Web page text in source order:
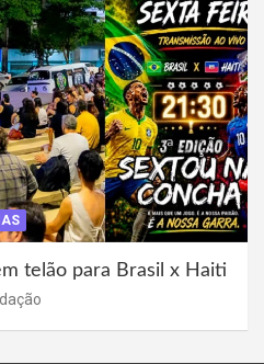
telão para Brasil x Haiti